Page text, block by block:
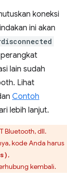
koneksi
ini akan
lain sudah
Lihat
Contoh
lebih lanjut.
Bluetooth, dll.
kode Anda harus
,
kembali.